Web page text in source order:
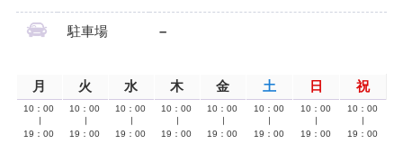
駐車場 –
月 火 水 木 金 土 日 祝
10：00
19：00
10：00
19：00
10：00
19：00
10：00
19：00
10：00
19：00
10：00
19：00
10：00
19：00
10：00
19：00